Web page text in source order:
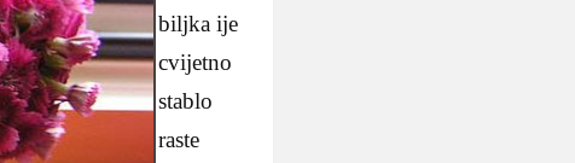
biljka ije
cvijetno
stablo
raste